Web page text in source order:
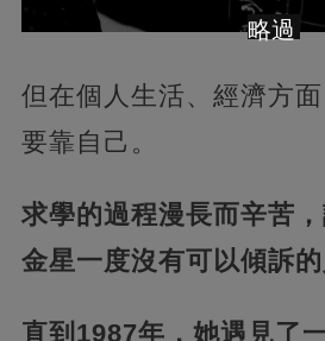
但在個人生活、經濟方
要靠自己。
求學的過程漫長而辛苦
金星一度沒有可以傾訴的
直到1987年，她遇見了
略過